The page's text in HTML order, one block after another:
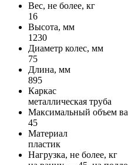
Вес, не более, кг
16
Высота, мм
1230
Диаметр колес, мм
75
Длина, мм
895
Каркас
металлическая труба
Максимальный объем
45
Материал
пластик
Нагрузка, не более, кг